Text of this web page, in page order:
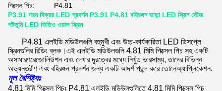
পিক্সেল পিচ:
P4.81
P3.91 গরম বিক্রয় LED প্রদর্শন P3.91 P4.81 বহিরঙ্গন ভাড়া LED স্ক্রিন স্টেজ
পটভূমি LED ভিডিও ওয়াল স্ক্রিন
P4.81 এলইডি মডিউলগুলি বহুমুখী এবং উচ্চ-কার্যকারিতা LED ডিসপ্লে
স্ক্রিনগুলির বিল্ডিং ব্লক। এই এলইডি মডিউলগুলি 4.81 মিমি পিক্সেল পিচ সহ একটি
অসাধারণরেজোলিউশন এবং দেখার দূরত্বের মধ্যে নিখুঁত ভারসাম্য, তাদের বিভিন্ন
অভ্যন্তরীণ এবং বহিরঙ্গন প্রদর্শন জন্য একটি আদর্শ পছন্দ করে তোলেঅ্যাপ্লিকেশন.
মূল বৈশিষ্ট্যঃ
4.81 মিমি পিক্সেল পিচঃ P4.81 এলইডি মডিউলগুলিতে 4.81 মিমি পিক্সেল পিচ